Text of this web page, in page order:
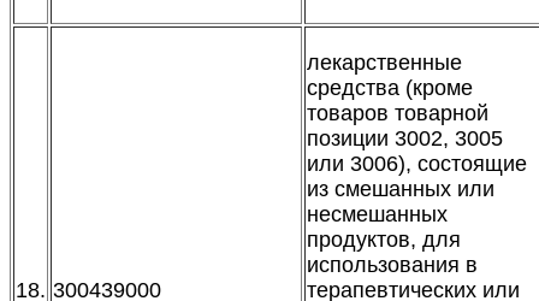
18. 300439000
лекарственные
средства (кроме
товаров товарной
позиции 3002, 3005
или 3006), состоящие
из смешанных или
несмешанных
продуктов, для
использования в
терапевтических или